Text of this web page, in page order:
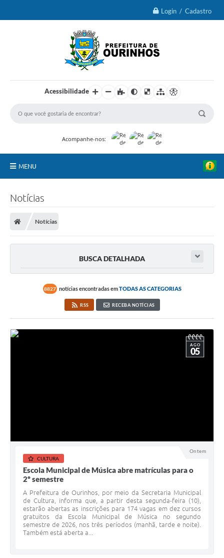
Login / Cadastro
Acessibilidade
Acompanhe-nos:
MENU
Vagas de Emprego
Notícias
Notícias
BUSCA DETALHADA
8827 notícias encontradas emTODAS AS CATEGORIAS
RSS RECEBA NOTÍCIAS
Ontem
AGO
05
CULTURA
Escola Municipal de Música abre matrículas para o
2º semestre
A Prefeitura de Ourinhos, por meio da Secretaria Municipal
de Cultura, informa que, a partir desta segunda-feira (10),
estarão abertas as inscrições para 174 vagas em dez cursos
gratuitos da Escola Municipal de Música no segundo
semestre de 2026, nos três períodos (manhã, tarde e noite).
Também está aberta a...